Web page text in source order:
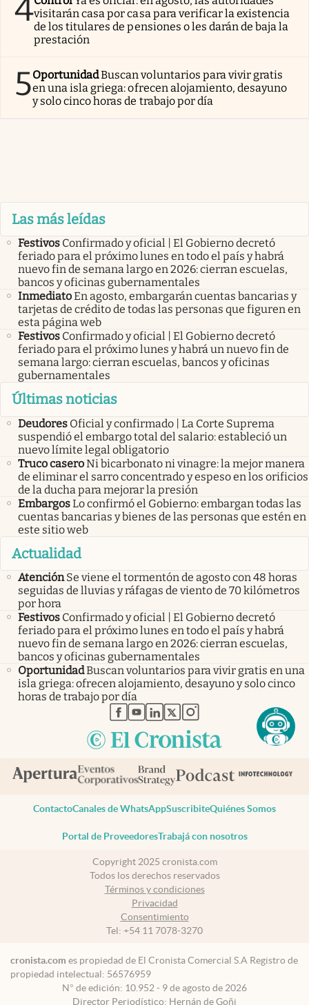
4visitarán casa por casa para verificar la existencia
de los titulares de pensiones o les darán de baja la
prestación
5OportunidadBuscan voluntarios para vivir gratis
en una isla griega: ofrecen alojamiento, desayuno
y solo cinco horas de trabajo por día
Las más leídas
Festivos Confirmado y oficial | El Gobierno decretó
feriado para el próximo lunes en todo el país y habrá
nuevo fin de semana largo en 2026: cierran escuelas,
bancos y oficinas gubernamentales
InmediatoEn agosto, embargarán cuentas bancarias y
tarjetas de crédito de todas las personas que figuren en
esta página web
Festivos Confirmado y oficial | El Gobierno decretó
feriado para el próximo lunes y habrá un nuevo fin de
semana largo: cierran escuelas, bancos y oficinas
gubernamentales
Últimas noticias
Deudores Oficial y confirmado | La Corte Suprema
suspendió el embargo total del salario: estableció un
nuevo límite legal obligatorio
Truco caseroNi bicarbonato ni vinagre: la mejor manera
de eliminar el sarro concentrado y espeso en los orificios
de la ducha para mejorar la presión
EmbargosLo confirmó el Gobierno: embargan todas las
cuentas bancarias y bienes de las personas que estén en
este sitio web
Actualidad
Atención Se viene el tormentón de agosto con 48 horas
seguidas de lluvias y ráfagas de viento de 70 kilómetros
por hora
Festivos Confirmado y oficial | El Gobierno decretó
feriado para el próximo lunes en todo el país y habrá
nuevo fin de semana largo en 2026: cierran escuelas,
bancos y oficinas gubernamentales
OportunidadBuscan voluntarios para vivir gratis en una
isla griega: ofrecen alojamiento, desayuno y solo cinco
horas de trabajo por día
abre en nueva pestaña
abre en nueva pestaña
abre en nueva pestaña
abre en nueva pestaña
abre en nueva pestaña
ContactoCanales de WhatsAppSuscribiteQuiénes Somos
Portal de ProveedoresTrabajá con nosotros
Copyright 2025 cronista.com
Todos los derechos reservados
Términos y condiciones
Privacidad
Consentimiento
Tel: +54 11 7078-3270
cronista.com es propiedad de El Cronista Comercial S.A Registro de
propiedad intelectual: 56576959
N° de edición: 10.952 - 9 de agosto de 2026
Director Periodístico: Hernán de Goñi